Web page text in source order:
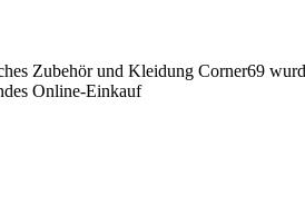
Zubehör und Kleidung Corner69
Online-Einkauf